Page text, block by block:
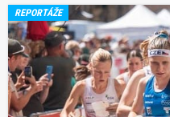
REPORTÁŽE